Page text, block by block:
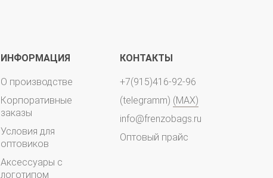
ИНФОРМАЦИЯ
О производстве
Корпоративные
заказы
Условия для
оптовиков
Аксессуары с
логотипом
КОНТАКТЫ
+7(915)416-92-96
(telegramm) (MAX)
info@frenzobags.ru
Оптовый прайс